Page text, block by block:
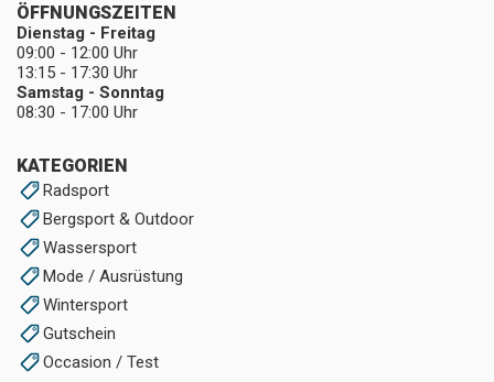
KATEGORIEN
Radsport
Bergsport & Outdoor
Wassersport
Mode / Ausrüstung
Wintersport
Gutschein
Occasion / Test
ÖFFNUNGSZEITEN
Dienstag - Freitag
09:00 - 12:00 Uhr
13:15 - 17:30 Uhr
Samstag - Sonntag
08:30 - 17:00 Uhr